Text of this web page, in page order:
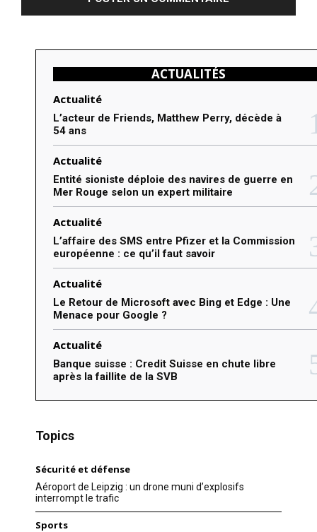
m
ACTUALITÉS
Actualité
L’acteur de Friends, Matthew Perry, décède à
54 ans
Actualité
Entité sioniste déploie des navires de guerre en
Mer Rouge selon un expert militaire
Actualité
L’affaire des SMS entre Pfizer et la Commission
européenne : ce qu’il faut savoir
Actualité
Le Retour de Microsoft avec Bing et Edge : Une
Menace pour Google ?
Actualité
Banque suisse : Credit Suisse en chute libre
après la faillite de la SVB
Topics
Sécurité et défense
Aéroport de Leipzig : un drone muni d’explosifs
interrompt le trafic
Sports